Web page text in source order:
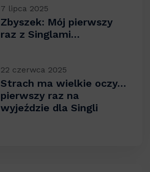
7 lipca 2025
Zbyszek: Mój pierwszy
raz z Singlami…
22 czerwca 2025
Strach ma wielkie oczy…
pierwszy raz na
wyjeździe dla Singli